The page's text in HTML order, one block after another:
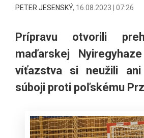
PETER JESENSKÝ, 16.08.2023 | 07:26
Prípravu otvorili
maďarskej
víťazstva si neužili
súboji proti poľskému